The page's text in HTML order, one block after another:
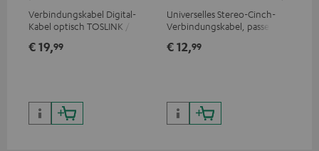
Verbindungskabel Digital-
Kabel optisch TOSLINK / 3,5-
€ 19,99
Universelles Stereo-Cinch-
Verbindungskabel, passend
Buchsen
€ 12,99